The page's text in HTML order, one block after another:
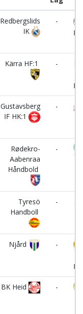
Redbergslids
IK
-
Kärra HF:1
-
Gustavsberg
IF HK:1
-
Rødekro-
Aabenraa
Håndbold
-
Tyresö
Handboll
-
Njård
-
BK Heid -